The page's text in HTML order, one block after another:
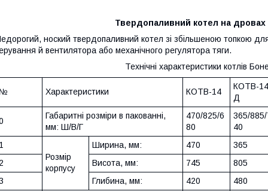
Твердопаливний котел на
ноский твердопаливний котел зі збільшеною топкою
й вентилятора або механічного регулятора тяги.
Технічні характеристики котлів
№ Характеристики КОТВ-14
КОТВ-14
Д
Габаритні розміри в пакованні,
мм: Ш/В/Г
470/825/6
80
365/885/
40
1
Розмір
корпусу
Ширина, мм: 470 365
2
Висота, мм: 745 805
Глибина, мм: 420 480